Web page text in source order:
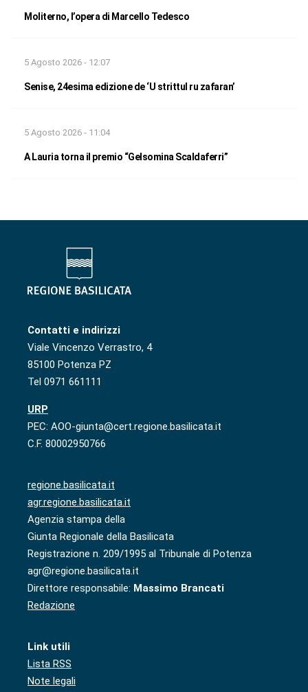
Moliterno, l’opera di Marcello Tedesco
5 Agosto 2026 - 12:07
Senise, 24esima edizione de ‘U strittul ru zafaran’
5 Agosto 2026 - 11:04
A Lauria torna il premio “Gelsomina Scaldaferri”
Contatti e indirizzi
Viale Vincenzo Verrastro, 4
85100 Potenza PZ
Tel 0971 661111
URP
PEC: AOO-giunta@cert.regione.basilicata.it
C.F. 80002950766
regione.basilicata.it
agr.regione.basilicata.it
Agenzia stampa della
Giunta Regionale della Basilicata
Registrazione n. 209/1995 al Tribunale di Potenza
agr@regione.basilicata.it
Direttore responsabile: Massimo Brancati
Redazione
Link utili
Lista RSS
Note legali